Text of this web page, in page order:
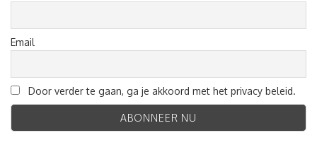
Email
Door verder te gaan, ga je akkoord met het privacy beleid.